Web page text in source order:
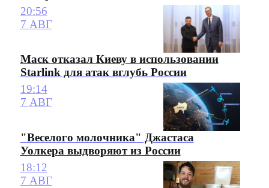
20:56
7 АВГ
Маск отказал Киеву в использовании
Starlink для атак вглубь России
19:14
7 АВГ
"Веселого молочника" Джастаса
Уолкера выдворяют из России
18:12
7 АВГ